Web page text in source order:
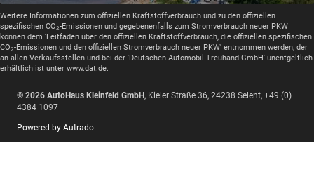
Weitere Informationen zum offiziellen Kraftstoffverbrauch und zu den offiziellen
spezifischen CO2-Emissionen und gegebenenfalls zum Stromverbrauch neuer PKW
können dem 'Leitfaden über den offiziellen Kraftstoffverbrauch, die offiziellen spezifischen
CO2-Emissionen und den offiziellen Stromverbrauch neuer PKW' entnommen werden, der
an allen Verkaufsstellen und bei der 'Deutschen Automobil Treuhand GmbH' unentgeltlich
erhältlich ist unter www.dat.de.
© 2026 AutoHaus Kleinfeld GmbH, Kieler Straße 36, 24238 Selent, +49 (0)
4384 1097
Powered by Autrado